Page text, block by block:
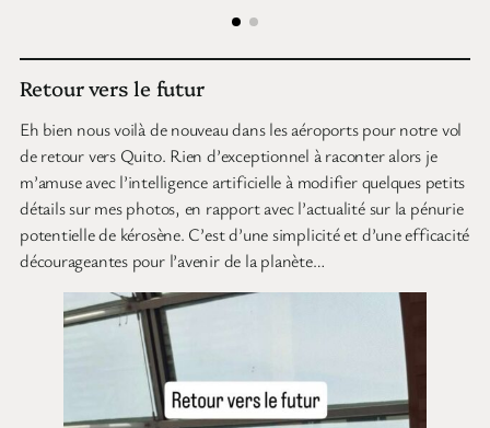
Retour vers le futur
Eh bien nous voilà de nouveau dans les aéroports pour notre vol
de retour vers Quito. Rien d’exceptionnel à raconter alors je
m’amuse avec l’intelligence artificielle à modifier quelques petits
détails sur mes photos, en rapport avec l’actualité sur la pénurie
potentielle de kérosène. C’est d’une simplicité et d’une efficacité
décourageantes pour l’avenir de la planète…